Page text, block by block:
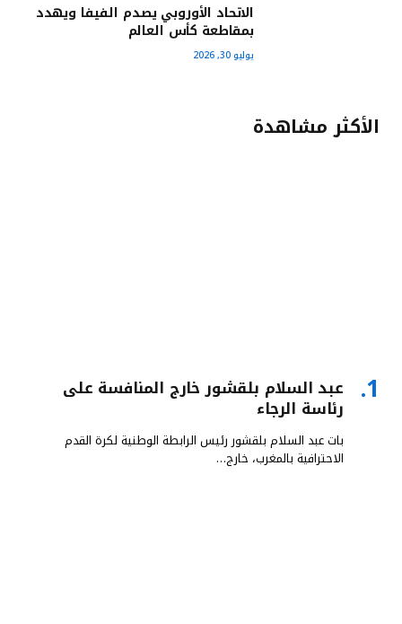
الاتحاد الأوروبي يصدم الفيفا ويهدد
بمقاطعة كأس العالم
يوليو 30, 2026
الأكثر مشاهدة
عبد السلام بلقشور خارج المنافسة على
رئاسة الرجاء
بات عبد السلام بلقشور رئيس الرابطة الوطنية لكرة القدم
الاحترافية بالمغرب، خارج…